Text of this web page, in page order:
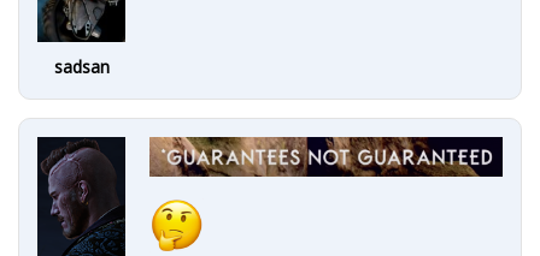
sadsan